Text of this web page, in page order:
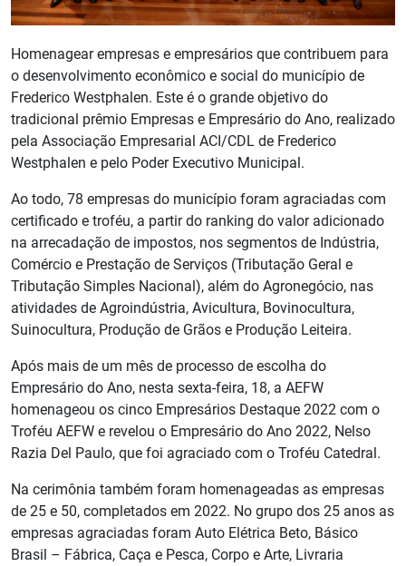
Homenagear empresas e empresários que contribuem para
o desenvolvimento econômico e social do município de
Frederico Westphalen. Este é o grande objetivo do
tradicional prêmio Empresas e Empresário do Ano, realizado
pela Associação Empresarial ACI/CDL de Frederico
Westphalen e pelo Poder Executivo Municipal.
Ao todo, 78 empresas do município foram agraciadas com
certificado e troféu, a partir do ranking do valor adicionado
na arrecadação de impostos, nos segmentos de Indústria,
Comércio e Prestação de Serviços (Tributação Geral e
Tributação Simples Nacional), além do Agronegócio, nas
atividades de Agroindústria, Avicultura, Bovinocultura,
Suinocultura, Produção de Grãos e Produção Leiteira.
Após mais de um mês de processo de escolha do
Empresário do Ano, nesta sexta-feira, 18, a AEFW
homenageou os cinco Empresários Destaque 2022 com o
Troféu AEFW e revelou o Empresário do Ano 2022, Nelso
Razia Del Paulo, que foi agraciado com o Troféu Catedral.
Na cerimônia também foram homenageadas as empresas
de 25 e 50, completados em 2022. No grupo dos 25 anos as
empresas agraciadas foram Auto Elétrica Beto, Básico
Brasil – Fábrica, Caça e Pesca, Corpo e Arte, Livraria